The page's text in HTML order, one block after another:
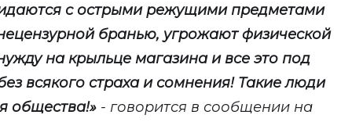
с острыми режущими предметами
бранью, угрожают физической
на крыльце магазина и все это под
всякого страха и сомнения! Такие люди
общества!» - говорится в сообщении на